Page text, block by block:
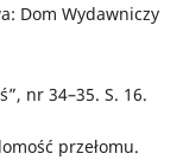
Dom Wydawniczy
nr 34–35. S. 16.
przełomu.